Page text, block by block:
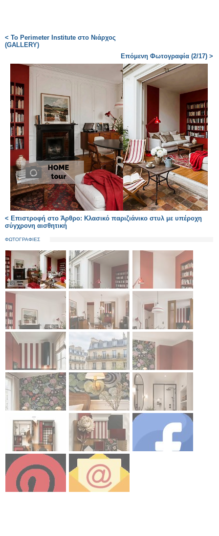
< Το Perimeter Institute στο Νιάρχος
(GALLERY)
Επόμενη Φωτογραφία (2/17) >
< Επιστροφή στο Άρθρο: Κλασικό παριζιάνικο στυλ με υπέροχη
σύγχρονη αισθητική
ΦΩΤΟΓΡΑΦΙΕΣ